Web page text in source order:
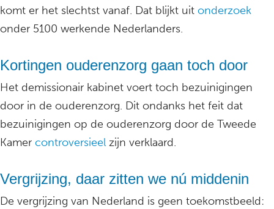
komt er het slechtst vanaf. Dat blijkt uit onderzoek
onder 5100 werkende Nederlanders.
Kortingen ouderenzorg gaan toch door
Het demissionair kabinet voert toch bezuinigingen
door in de ouderenzorg. Dit ondanks het feit dat
bezuinigingen op de ouderenzorg door de Tweede
Kamer controversieel zijn verklaard.
Vergrijzing, daar zitten we nú middenin
De vergrijzing van Nederland is geen toekomstbeeld: